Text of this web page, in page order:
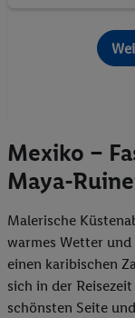
Mexiko –
Maya-
Malerische
warmes Wetter
einen karibischen
sich in der
schönsten Seite